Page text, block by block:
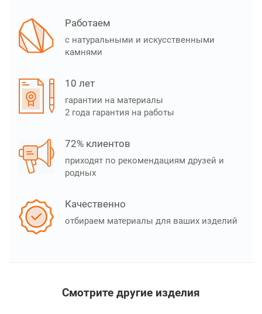
Работаем
с натуральными и искусственными
камнями
10 лет
гарантии на материалы
2 года гарантия на работы
72% клиентов
приходят по рекомендациям друзей и
родных
Качественно
отбираем материалы для ваших изделий
Смотрите другие изделия